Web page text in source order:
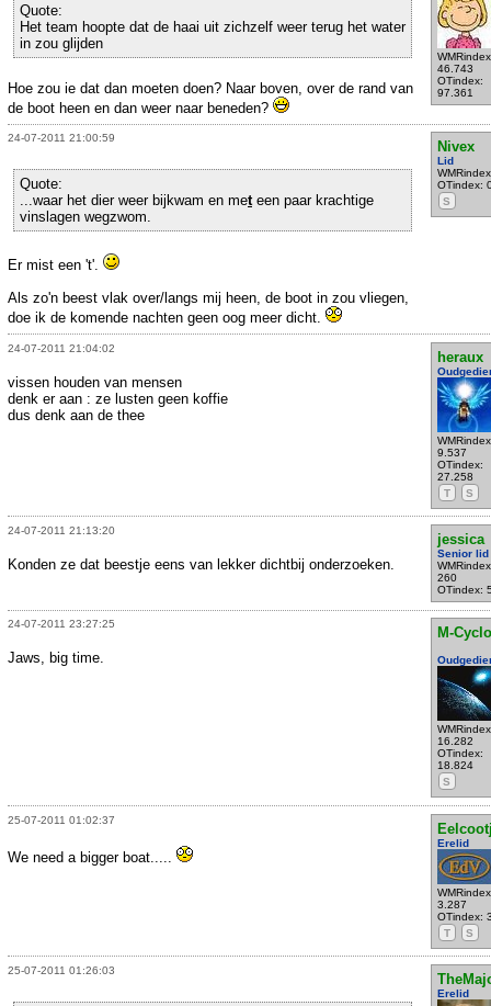
46.743
OTindex:
97.361
Quote:
Het team hoopte dat de haai uit zichzelf weer terug het water
in zou glijden
Hoe zou ie dat dan moeten doen? Naar boven, over de rand van
de boot heen en dan weer naar beneden?
24-07-2011 21:00:59
Nivex
Lid
OTindex:
S
Quote:
...waar het dier weer bijkwam en meteen paar krachtige
vinslagen wegzwom.
Er mist een 't'.
Als zo'n beest vlak over/langs mij heen, de boot in zou vliegen,
doe ik de komende nachten geen oog meer dicht.
24-07-2011 21:04:02
heraux
9.537
OTindex:
27.258
T
S
vissen houden van mensen
denk er aan : ze lusten geen koffie
dus denk aan de thee
24-07-2011 21:13:20
jessica
Senior lid
260
OTindex:
Konden ze dat beestje eens van lekker dichtbij onderzoeken.
24-07-2011 23:27:25
M-
16.282
OTindex:
18.824
S
Jaws, big time.
25-07-2011 01:02:37
Erelid
3.287
OTindex:
T
S
We need a bigger boat.....
25-07-2011 01:26:03
Erelid